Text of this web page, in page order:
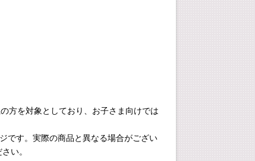
方を対象としており、お子さま向けでは
です。実際の商品と異なる場合がござい
い。